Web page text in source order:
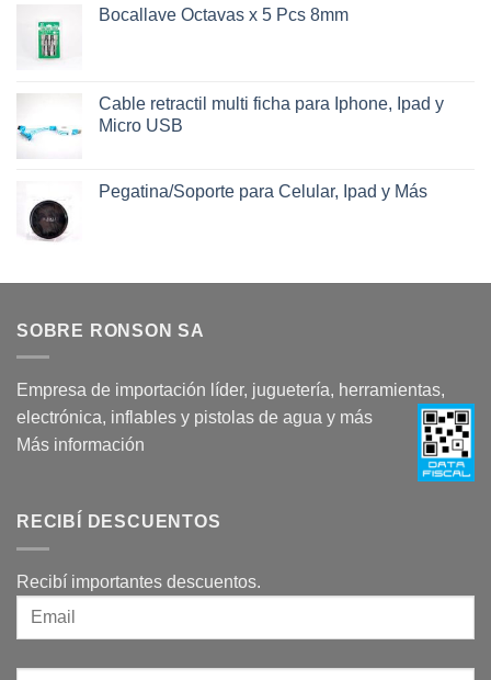
Bocallave Octavas x 5 Pcs 8mm
Cable retractil multi ficha para Iphone, Ipad y
Micro USB
Pegatina/Soporte para Celular, Ipad y Más
SOBRE RONSON SA
Empresa de importación líder, juguetería, herramientas,
electrónica, inflables y pistolas de agua y más
Más información
RECIBÍ DESCUENTOS
Recibí importantes descuentos.